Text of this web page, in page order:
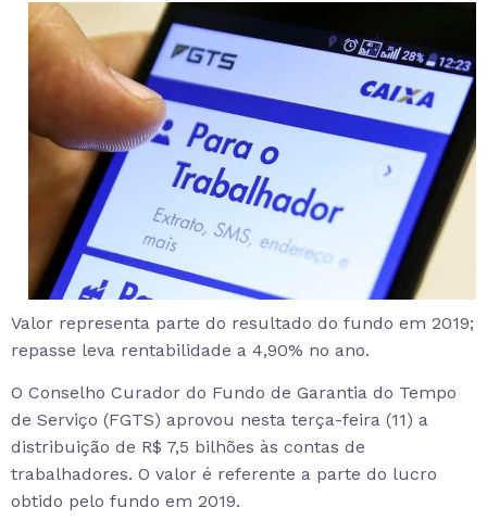
Valor representa parte do resultado do fundo em 2019;
repasse leva rentabilidade a 4,90% no ano.
O Conselho Curador do Fundo de Garantia do Tempo
de Serviço (FGTS) aprovou nesta terça-feira (11) a
distribuição de R$ 7,5 bilhões às contas de
trabalhadores. O valor é referente a parte do lucro
obtido pelo fundo em 2019.